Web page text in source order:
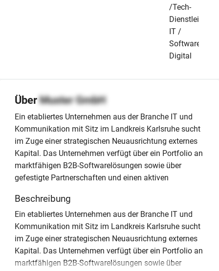
/Tech-
Dienstleister
IT /
Software &
Digital
ÜberMuster GmbH
Ein etabliertes Unternehmen aus der Branche IT und
Kommunikation mit Sitz im Landkreis Karlsruhe sucht
im Zuge einer strategischen Neuausrichtung externes
Kapital. Das Unternehmen verfügt über ein Portfolio an
marktfähigen B2B-Softwarelösungen sowie über
gefestigte Partnerschaften und einen aktiven
Beschreibung
Ein etabliertes Unternehmen aus der Branche IT und
Kommunikation mit Sitz im Landkreis Karlsruhe sucht
im Zuge einer strategischen Neuausrichtung externes
Kapital. Das Unternehmen verfügt über ein Portfolio an
marktfähigen B2B-Softwarelösungen sowie über